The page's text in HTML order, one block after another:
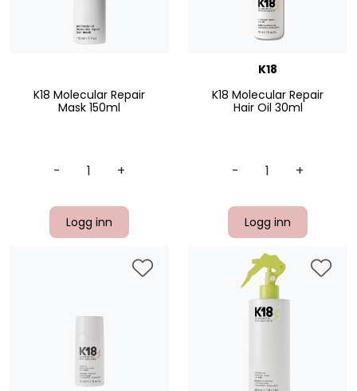
K18 Molecular Repair
Mask 150ml
- +
Logg inn
K18
K18 Molecular Repair
Hair Oil 30ml
- +
Logg inn